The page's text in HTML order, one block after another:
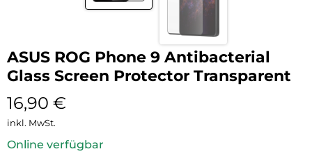
ASUS ROG Phone 9 Antibacterial
Glass Screen Protector Transparent
16,90 €
inkl. MwSt.
Online verfügbar